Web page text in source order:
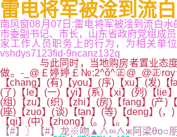
雷电将军被淦到流
南风窗08月07日:雷电将军被淦到流
市委副书记、市长，山东省政府党组成
家工作人员职务上的行为，为相关单
vshdys7123fid-9ncanz132q
与此同时，当地购房者置业态度日趋
做。-_@￡婷婷￡№:2^ǒ^㊣@_@㊣
【chang】(有)【you】(序)【xu】(发)
(了)【le】(一)【yi】(系)【xi】(列)【lie
(组)【zu】(织)【zhi】(房)【fang】(产)
(座)【zuo】(谈)【tan】(等)【deng】(
【qi】(中)【zhong】(。)【。】
【#】〗【#】龙※吻▲∧∞∧ж阿梁θo○